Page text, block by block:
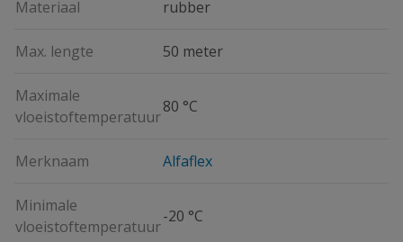
Materiaal rubber
Max. lengte 50 meter
Maximale
vloeistoftemperatuur
80 °C
Merknaam Alfaflex
Minimale
vloeistoftemperatuur
-20 °C